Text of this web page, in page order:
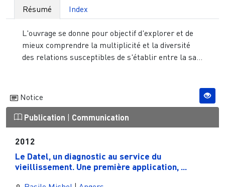
Résumé Index
L'ouvrage se donne pour objectif d'explorer et de
mieux comprendre la multiplicité et la diversité
des relations susceptibles de s'établir entre la sa...
Notice
Publication | Communication
2012
Le Datel, un diagnostic au service du
vieillissement. Une première application, ...